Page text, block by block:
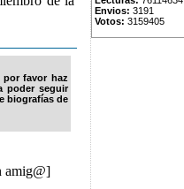
por favor haz
poder seguir
biografías de
amig@]
Envios: 3191
Votos: 3159405